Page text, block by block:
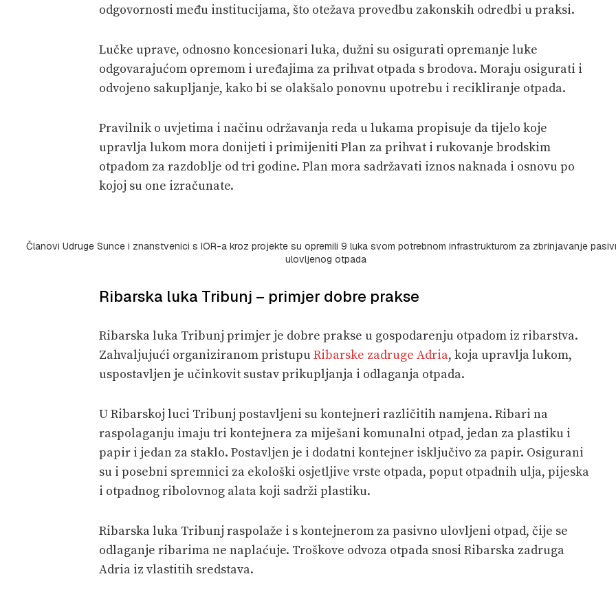
odgovornosti među institucijama, što otežava provedbu zakonskih odredbi u praksi.
Lučke uprave, odnosno koncesionari luka, dužni su osigurati opremanje luke
odgovarajućom opremom i uređajima za prihvat otpada s brodova. Moraju osigurati i
odvojeno sakupljanje, kako bi se olakšalo ponovnu upotrebu i recikliranje otpada.
Pravilnik o uvjetima i načinu održavanja reda u lukama propisuje da tijelo koje
upravlja lukom mora donijeti i primijeniti Plan za prihvat i rukovanje brodskim
otpadom za razdoblje od tri godine. Plan mora sadržavati iznos naknada i osnovu po
kojoj su one izračunate.
Članovi Udruge Sunce i znanstvenici s IOR-a kroz projekte su opremili 9 luka svom potrebnom infrastrukturom za zbrinjavanje
ulovljenog otpada
Ribarska luka Tribunj – primjer dobre prakse
Ribarska luka Tribunj primjer je dobre prakse u gospodarenju otpadom iz ribarstva.
Zahvaljujući organiziranom pristupu Ribarske zadruge Adria, koja upravlja lukom,
uspostavljen je učinkovit sustav prikupljanja i odlaganja otpada.
U Ribarskoj luci Tribunj postavljeni su kontejneri različitih namjena. Ribari na
raspolaganju imaju tri kontejnera za miješani komunalni otpad, jedan za plastiku i
papir i jedan za staklo. Postavljen je i dodatni kontejner isključivo za papir. Osigurani
su i posebni spremnici za ekološki osjetljive vrste otpada, poput otpadnih ulja, pijeska
i otpadnog ribolovnog alata koji sadrži plastiku.
Ribarska luka Tribunj raspolaže i s kontejnerom za pasivno ulovljeni otpad, čije se
odlaganje ribarima ne naplaćuje. Troškove odvoza otpada snosi Ribarska zadruga
Adria iz vlastitih sredstava.